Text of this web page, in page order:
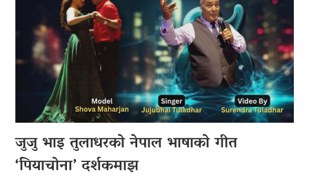
जुजु भाइ तुलाधरको नेपाल भाषाको गीत
‘पियाचोना’ दर्शकमाझ